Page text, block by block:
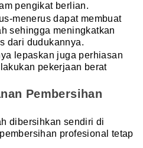
pengikat berlian.
menerus dapat membuat
sehingga meningkatkan
dari dudukannya.
lepaskan juga perhiasan
pekerjaan berat
Pembersihan
dibersihkan sendiri di
profesional tetap